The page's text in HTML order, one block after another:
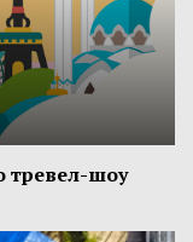
тревел-шоу